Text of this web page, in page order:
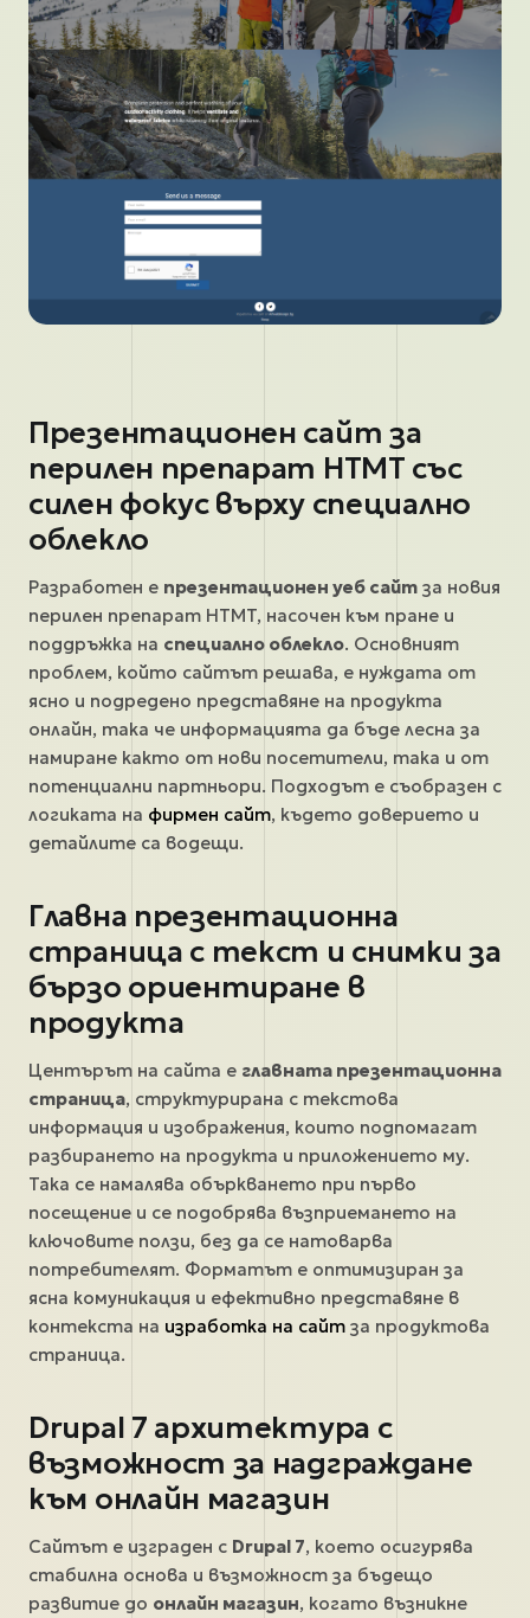
Презентационен сайт за
перилен препарат HTMT със
силен фокус върху специално
облекло
Разработен е презентационен уеб сайт за новия
перилен препарат HTMT, насочен към пране и
поддръжка на специално облекло. Основният
проблем, който сайтът решава, е нуждата от
ясно и подредено представяне на продукта
онлайн, така че информацията да бъде лесна за
намиране както от нови посетители, така и от
потенциални партньори. Подходът е съобразен с
логиката на фирмен сайт, където доверието и
детайлите са водещи.
Главна презентационна
страница с текст и снимки за
бързо ориентиране в
продукта
Центърът на сайта е главната презентационна
страница, структурирана с текстова
информация и изображения, които подпомагат
разбирането на продукта и приложението му.
Така се намалява объркването при първо
посещение и се подобрява възприемането на
ключовите ползи, без да се натоварва
потребителят. Форматът е оптимизиран за
ясна комуникация и ефективно представяне в
контекста на изработка на сайт за продуктова
страница.
Drupal 7 архитектура с
възможност за надграждане
към онлайн магазин
Сайтът е изграден с Drupal 7, което осигурява
стабилна основа и възможност за бъдещо
развитие до онлайн магазин, когато възникне